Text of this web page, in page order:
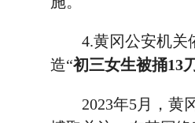
4.黄冈公安机关
造“初三女生被捅13
2023年5月，黄